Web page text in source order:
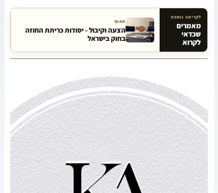
מאמרים קשורים באתר
לקריאה נוספת
מאמרים
שכדאי
לקרוא
מאמר
הצעה וקיבול - יסודות כריתת החוזה
בחוק בישראל